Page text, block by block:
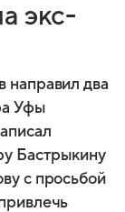
экс-
направил два
Уфы
Бастрыкину
с просьбой